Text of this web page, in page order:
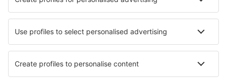
Hotels in Jurien Bay Hotels in Kalbarri